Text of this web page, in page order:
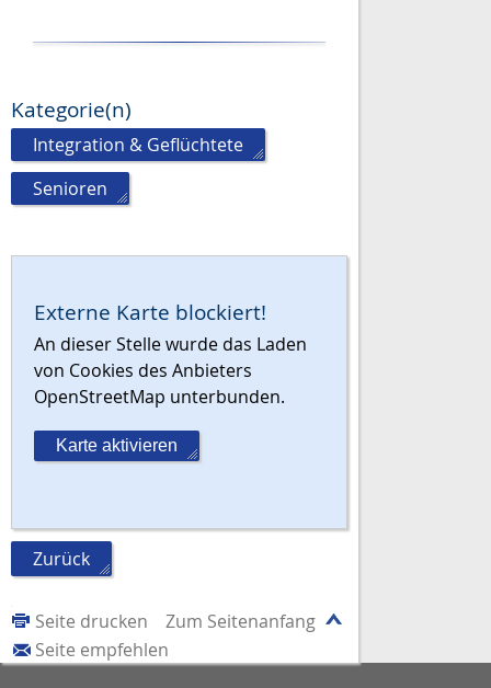
Kategorie(n)
Integration & Geflüchtete
Senioren
Externe Karte blockiert!
An dieser Stelle wurde das Laden
von Cookies des Anbieters
OpenStreetMap unterbunden.
Karte aktivieren
Zurück
Zum Seitenanfang
Seite drucken
Seite empfehlen